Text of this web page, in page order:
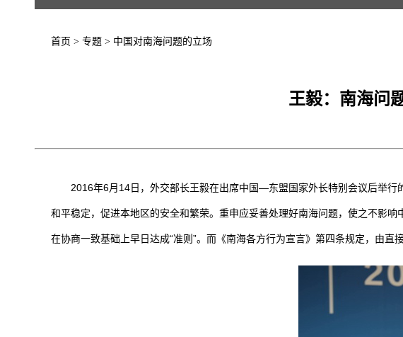
首页 > 专题> 中国对南海问题的立场
王毅：南海问
2016年6月14日，外交部长王毅在出席中国—东盟国家外长特别会议后举行
和平稳定，促进本地区的安全和繁荣。重申应妥善处理好南海问题，使之不影
在协商一致基础上早日达成“准则”。而《南海各方行为宣言》第四条规定，由直